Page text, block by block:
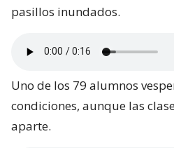
pasillos inundados.
Uno de los 79 alumnos
condiciones, aunque las
aparte.